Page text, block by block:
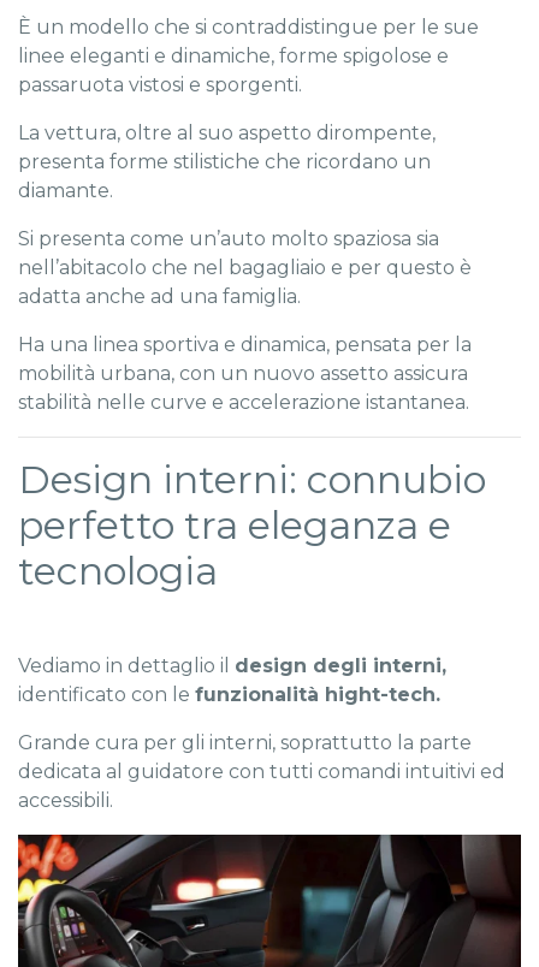
È un modello che si contraddistingue per le sue
linee eleganti e dinamiche, forme spigolose e
passaruota vistosi e sporgenti.
La vettura, oltre al suo aspetto dirompente,
presenta forme stilistiche che ricordano un
diamante.
Si presenta come un’auto molto spaziosa sia
nell’abitacolo che nel bagagliaio e per questo è
adatta anche ad una famiglia.
Ha una linea sportiva e dinamica, pensata per la
mobilità urbana, con un nuovo assetto assicura
stabilità nelle curve e accelerazione istantanea.
Design interni: connubio
perfetto tra eleganza e
tecnologia
Vediamo in dettaglio il design degli interni,
identificato con le funzionalità hight-tech.
Grande cura per gli interni, soprattutto la parte
dedicata al guidatore con tutti comandi intuitivi ed
accessibili.